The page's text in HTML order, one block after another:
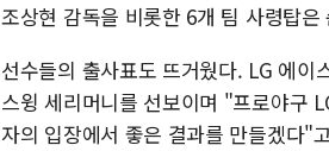
조상현 감독을 비롯한 6개 팀 사령탑
선수들의 출사표도 뜨거웠다. LG 에
스윙 세리머니를 선보이며 "프로야구
자의 입장에서 좋은 결과를 만들겠다"